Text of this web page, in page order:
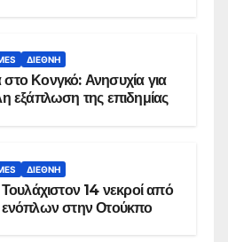
ΔΙΕΘΝΉ
Κονγκό: Ανησυχία για
εξάπλωση της επιδημίας
ΔΙΕΘΝΉ
Τουλάχιστον 14 νεκροί από
ενόπλων στην Οτούκπο